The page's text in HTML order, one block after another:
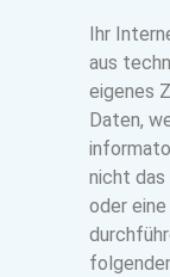
Ihr
aus
eigenes
Daten,
nicht
oder